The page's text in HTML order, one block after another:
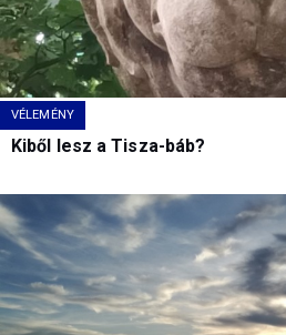
VÉLEMÉNY
Kiből lesz a Tisza-báb?